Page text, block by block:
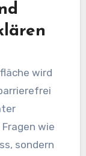
wird
wie
sondern